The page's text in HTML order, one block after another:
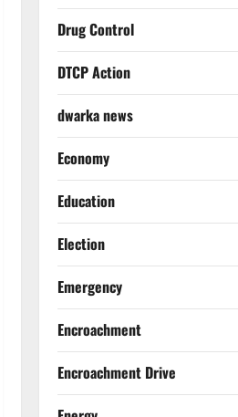
Drug Control
DTCP Action
dwarka news
Economy
Education
Election
Emergency
Encroachment
Encroachment Drive